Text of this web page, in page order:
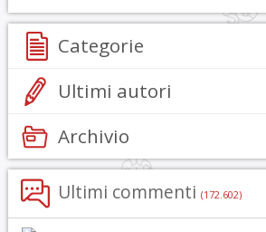
Categorie
Ultimi autori
Archivio
Ultimi commenti (172.602)